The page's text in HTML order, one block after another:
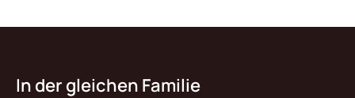
In der gleichen Familie